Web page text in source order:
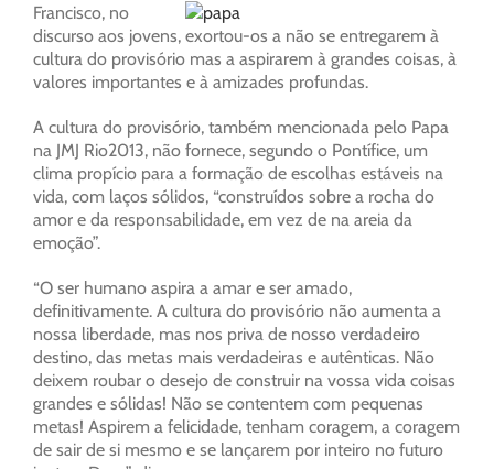
Francisco, no
discurso aos jovens, exortou-os a não se entregarem à
cultura do provisório mas a aspirarem à grandes coisas, à
valores importantes e à amizades profundas.
A cultura do provisório, também mencionada pelo Papa
na JMJ Rio2013, não fornece, segundo o Pontífice, um
clima propício para a formação de escolhas estáveis na
vida, com laços sólidos, “construídos sobre a rocha do
amor e da responsabilidade, em vez de na areia da
emoção”.
“O ser humano aspira a amar e ser amado,
definitivamente. A cultura do provisório não aumenta a
nossa liberdade, mas nos priva de nosso verdadeiro
destino, das metas mais verdadeiras e autênticas. Não
deixem roubar o desejo de construir na vossa vida coisas
grandes e sólidas! Não se contentem com pequenas
metas! Aspirem a felicidade, tenham coragem, a coragem
de sair de si mesmo e se lançarem por inteiro no futuro